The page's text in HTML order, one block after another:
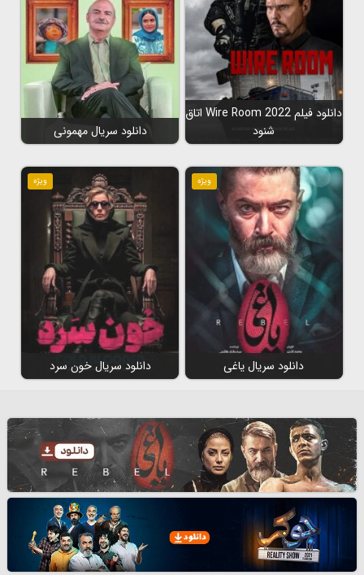
دانلود فیلم Wire Room 2022 اتاق
شنود
دانلود سریال مهمونی
ویژه
دانلود سریال یاغی
ویژه
دانلود سریال خون سرد